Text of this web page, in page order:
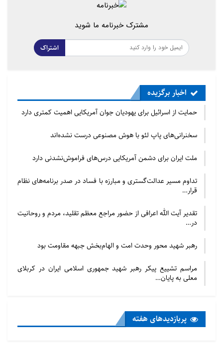
مشترک خبرنامه ما شوید
اشتراک
اخبار برگزیده
حمایت از اسرائیل برای یهودیان جوان آمریکایی اهمیت کمتری دارد
سخنرانی‌های پاپ لئو با هوش مصنوعی درست نشده‌اند
ملت ایران برای دشمن آمریکایی درس‌های فراموش‌نشدنی دارد
تداوم مسیر عدالت‌گستری و مبارزه با فساد در صدر برنامه‌های نظام
قرار…
تقدیر آیت الله اعرافی از حضور مراجع معظم تقلید، مردم و روحانیت
در…
رهبر شهید محور وحدت امت و الهام‌بخش جبهه مقاومت بود
مراسم تشییع پیکر رهبر شهید جمهوری اسلامی ایران در کربلای
معلی به پایان…
پربازدید‌های هفته